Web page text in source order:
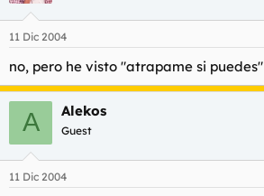
11 Dic 2004
no, pero he visto "atrapame si puedes"
A Alekos
Guest
11 Dic 2004